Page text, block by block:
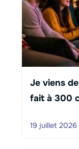
Je viens
fait à 300
19 juillet 2026